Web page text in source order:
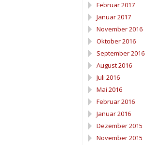
Februar 2017
Januar 2017
November 2016
Oktober 2016
September 2016
August 2016
Juli 2016
Mai 2016
Februar 2016
Januar 2016
Dezember 2015
November 2015